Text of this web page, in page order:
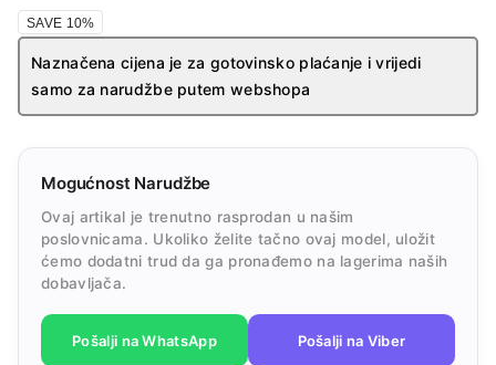
SAVE 10%
Naznačena cijena je za gotovinsko plaćanje i vrijedi
samo za narudžbe putem webshopa
Mogućnost Narudžbe
Ovaj artikal je trenutno rasprodan u našim
poslovnicama. Ukoliko želite tačno ovaj model, uložit
ćemo dodatni trud da ga pronađemo na lagerima naših
dobavljača.
Pošalji na WhatsApp Pošalji na Viber